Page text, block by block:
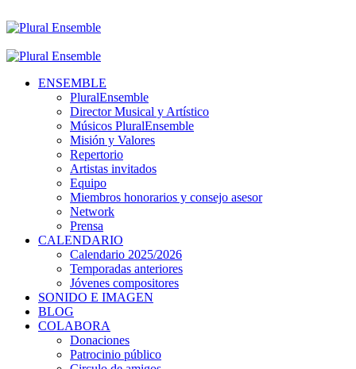
ENSEMBLE
PluralEnsemble
Director Musical y Artístico
Músicos PluralEnsemble
Misión y Valores
Repertorio
Artistas invitados
Equipo
Miembros honorarios y consejo asesor
Network
Prensa
CALENDARIO
Calendario 2025/2026
Temporadas anteriores
Jóvenes compositores
SONIDO E IMAGEN
BLOG
COLABORA
Donaciones
Patrocinio público